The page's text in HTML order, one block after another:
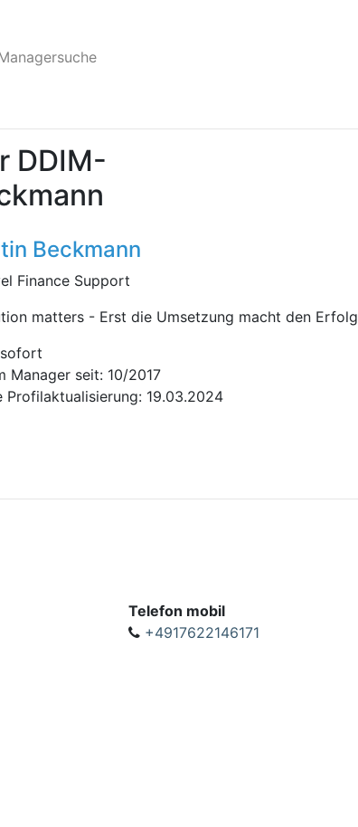
DDIM-
Beckmann
Finance Support
matters - Erst die Umsetzung macht den Erfolg
Manager seit: 10/2017
Profilaktualisierung: 19.03.2024
Telefon mobil
+4917622146171